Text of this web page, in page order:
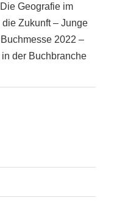
Geografie im
Zukunft – Junge
2022 –
in der Buchbranche